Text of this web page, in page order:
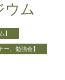
ウム
】
ー、勉強会】